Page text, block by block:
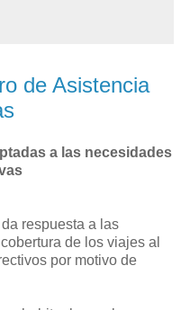
de Asistencia
a las necesidades
respuesta a las
de los viajes al
por motivo de